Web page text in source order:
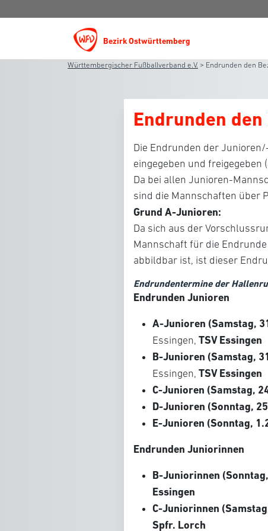
Bezirk Ostwürttemberg
Württembergischer Fußballverband e.V. > Endrunden den
Endrunden
Die Endrunden der
eingegeben und freigegeben
Da bei allen Junioren-
sind die Mannschaften über
Grund A-Junioren:
Da sich aus der
Mannschaft für die
abbildbar ist, ist dieser
Endrundentermine der
Endrunden Junioren
A-Junioren (Samstag,
Essingen, TSV Essingen
B-Junioren (Samstag,
Essingen, TSV Essingen
C-Junioren (Samstag,
D-Junioren (Sonntag,
E-Junioren (Sonntag,
Endrunden Juniorinnen
B-Juniorinnen
Essingen
C-Juniorinnen
Spfr. Lorch